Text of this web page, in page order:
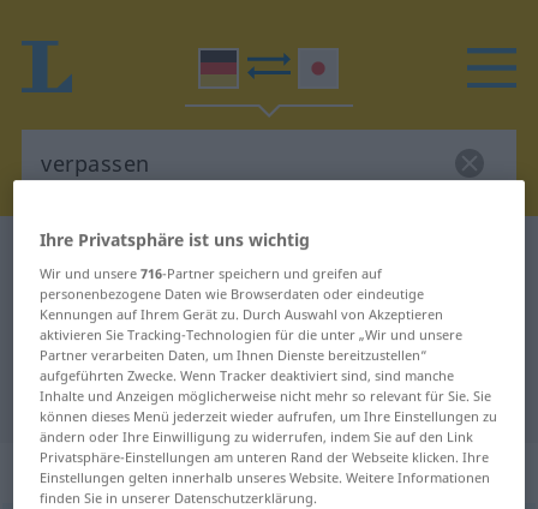
Deutsch-Japanisch Wörterbuch
Deutsch-Japanisch Übersetzung
für "verpassen"
"verpassen" Japanisch Übersetzung
„verpassen“
Ihre Privatsphäre ist uns wichtig
Wir und unsere716-Partner speichern und greifen auf
personenbezogene Daten wie Browserdaten oder eindeutige
Kennungen auf Ihrem Gerät zu. Durch Auswahl von Akzeptieren
aktivieren Sie Tracking-Technologien für die unter „Wir und unsere
Partner verarbeiten Daten, um Ihnen Dienste bereitzustellen“
aufgeführten Zwecke. Wenn Tracker deaktiviert sind, sind manche
Inhalte und Anzeigen möglicherweise nicht mehr so relevant für Sie. Sie
können dieses Menü jederzeit wieder aufrufen, um Ihre Einstellungen zu
ändern oder Ihre Einwilligung zu widerrufen, indem Sie auf den Link
Privatsphäre-Einstellungen am unteren Rand der Webseite klicken. Ihre
Einstellungen gelten innerhalb unseres Website. Weitere Informationen
finden Sie in unserer Datenschutzerklärung.